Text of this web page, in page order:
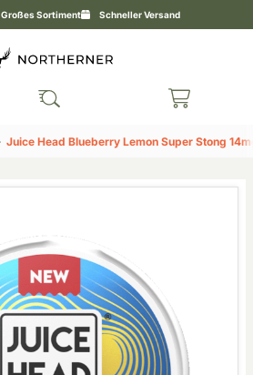
Großes Sortiment Schneller Versand
Juice Head Blueberry Lemon Super Stong